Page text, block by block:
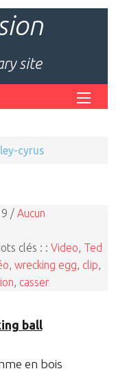
site
cyrus
/ Aucun
clés : : Video Ted
wrecking egg clip
casser
ball
en bois